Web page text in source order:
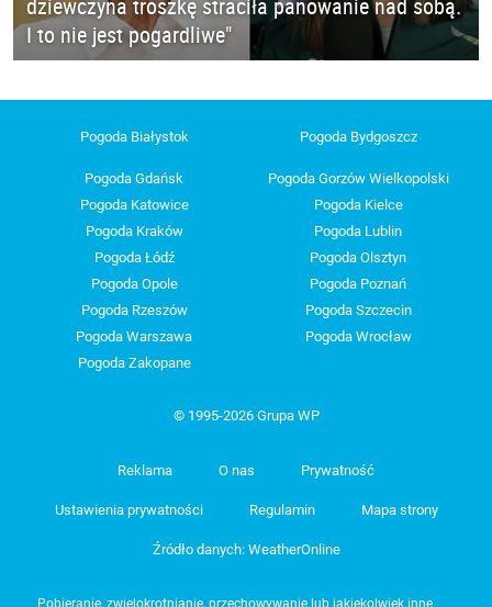
I to nie jest pogardliwe"
Pogoda Białystok Pogoda Bydgoszcz
Pogoda Gdańsk
Pogoda Gorzów Wielkopolski
Pogoda Katowice
Pogoda Kielce
Pogoda Kraków
Pogoda Lublin
Pogoda Łódź
Pogoda Olsztyn
Pogoda Opole
Pogoda Poznań
Pogoda Rzeszów
Pogoda Szczecin
Pogoda Warszawa
Pogoda Wrocław
Pogoda Zakopane
© 1995-2026 Grupa WP
Reklama O nas Prywatność
Ustawienia prywatności Regulamin Mapa strony
Źródło danych: WeatherOnline
Pobieranie, zwielokrotnianie, przechowywanie lub jakiekolwiek inne